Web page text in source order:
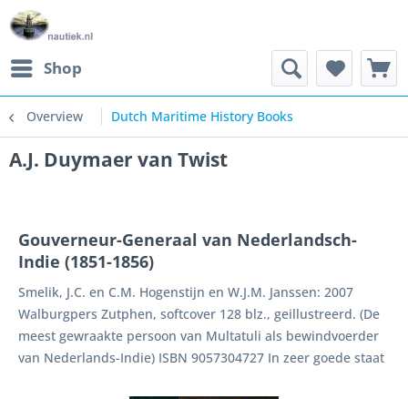
Shop
Overview Dutch Maritime History Books
A.J. Duymaer van Twist
Gouverneur-Generaal van Nederlandsch-
Indie (1851-1856)
Smelik, J.C. en C.M. Hogenstijn en W.J.M. Janssen: 2007
Walburgpers Zutphen, softcover 128 blz., geillustreerd. (De
meest gewraakte persoon van Multatuli als bewindvoerder
van Nederlands-Indie) ISBN 9057304727 In zeer goede staat